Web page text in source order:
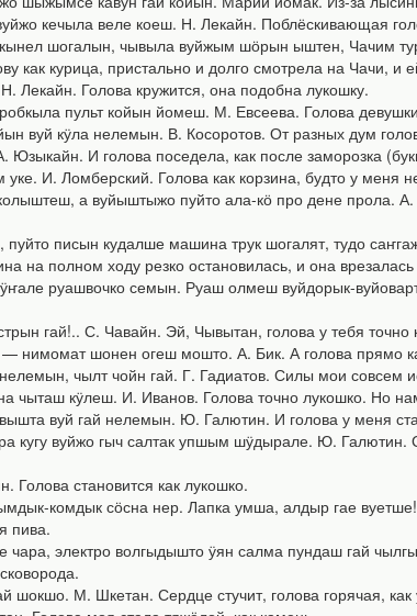
кечыла веле коеш. Н. Лекайн. Поблёскивающая
шогалын, чывыла вуйжым шӧрын ыштен, Чачим
как курица, пристально и долго смотрела на Чачи, и
Голова кружится, она подобна лукошку.
пульт койын йомеш. М. Евсеева. Голова
кӱла нелемын. В. Косоротов. От разных дум
И голова поседела, как после заморозка
И. Ломберский. Голова как корзина, будто у меня
а вуйыштыжо пуйто ала-кӧ про дене прола. А.
писын кудалше машина трук шогалят, тудо
на полном ходу резко остановилась, и она
руашвочко семын. Руаш олмеш вуйдорык-
гай!.. С. Чавайн. Эй, Чывытан, голова у тебя точно
нимомат шонен огеш мошто. А. Бик. А голова прямо
чылт чойн гай. Г. Гадиатов. Силы мои совсем
чыташ кӱлеш. И. Иванов. Голова точно лукошко. Но
вуй гай нелемын. Ю. Галютин. И голова у меня
кугу вуйжо гыч салтак упшым шӱдырале. Ю.
становится как лукошко.
комдык сӧсна нер. Лапка умша, алдыр гае
пива.
электро волгыдышто ӱян салма пундаш гай
М. Шкетан. Сердце стучит, голова горячая, как